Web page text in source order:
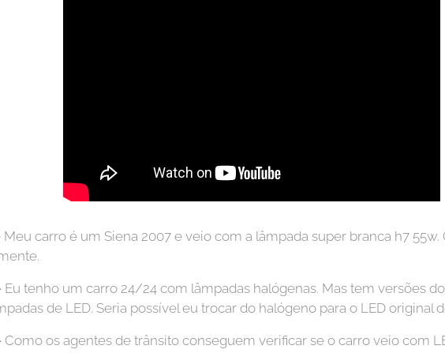
Meu carro é um Siena 2007 e veio com a lâmpada super branca h7 55w.
Eu tenho um carro 24/24 com lâmpadas halógenas. Mas tem versões
de LED. Seria possível eu trocar do halógeno para o LED original
Como os agentes de trânsito conseguem verificar se o carro veio com